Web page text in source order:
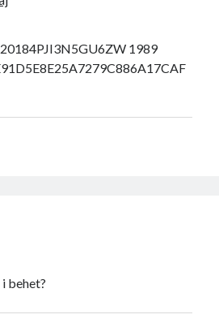
1989
behet?